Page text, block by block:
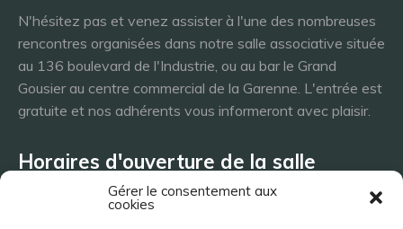
Gérer le consentement aux
cookies
N'hésitez pas et venez assister à l'une des nombreuses
rencontres organisées dans notre salle associative située
au 136 boulevard de l'Industrie, ou au bar le Grand
Gousier au centre commercial de la Garenne. L'entrée est
gratuite et nos adhérents vous informeront avec plaisir.
Horaires d'ouverture de la salle